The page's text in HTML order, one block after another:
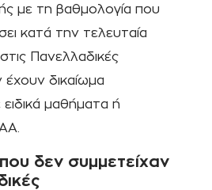
με τη βαθμολογία που
κατά την τελευταία
Πανελλαδικές
έχουν δικαίωμα
μαθήματα ή
δεν συμμετείχαν